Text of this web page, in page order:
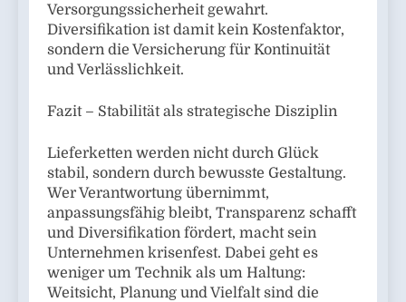
Versorgungssicherheit gewahrt.
Diversifikation ist damit kein Kostenfaktor,
sondern die Versicherung für Kontinuität
und Verlässlichkeit.
Fazit – Stabilität als strategische Disziplin
Lieferketten werden nicht durch Glück
stabil, sondern durch bewusste Gestaltung.
Wer Verantwortung übernimmt,
anpassungsfähig bleibt, Transparenz schafft
und Diversifikation fördert, macht sein
Unternehmen krisenfest. Dabei geht es
weniger um Technik als um Haltung:
Weitsicht, Planung und Vielfalt sind die